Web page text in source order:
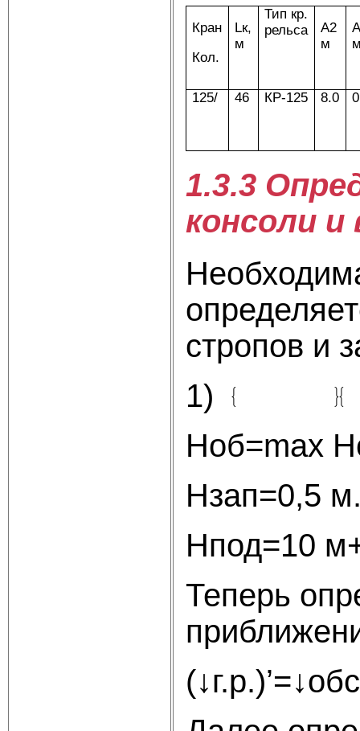
Кран
Кол.
Lк,
м
Тип кр.
рельса
А2
м
125/ 46 КР-125 8.0
1.3.3
консоли
стропов и
1)
Ноб=max
Нзап=0,5
Нпод=10
Теперь